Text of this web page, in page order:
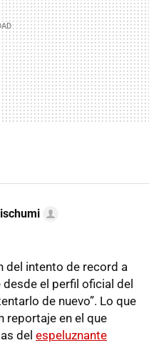
del intento de record a
el perfil oficial del
de nuevo”. Lo que
reportaje en el que
del espeluznante